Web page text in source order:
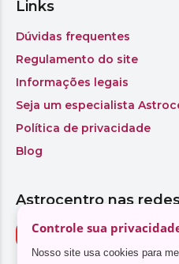
Controle sua
Nosso site usa cookies para